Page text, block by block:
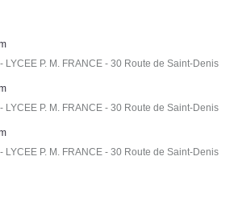
LYCEE P. M. FRANCE - 30 Route de Saint-Denis
LYCEE P. M. FRANCE - 30 Route de Saint-Denis
LYCEE P. M. FRANCE - 30 Route de Saint-Denis